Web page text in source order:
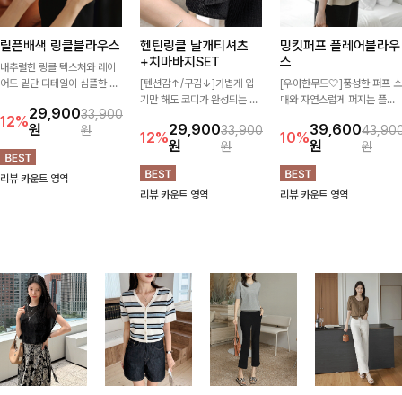
릴픈배색 링클블라우스
내추럴한 링클 텍스처와 레이
어드 밑단 디테일이 심플한 디
볍게 툭 입기만 해도 멋스러운
스타일을 완성해드려요- 여유
로운 핏으로 군살은 자연스럽
게 커버해주고, 편안한 착용감
까지 더해 손이 자주 가는 데일
12%29,900
원
33,900
원
리뷰 카운트 영역
헨틴링클 날개티셔츠
+치마바지SET
[텐션감↑/구김↓]가볍게 입
기만 해도 코디가 완성되는 세
지는 프릴 날개 소매가 우아한
포인트를 더해드립니다💕 잔
잔한 링클 텍스처 소재와 편안
한 허리밴딩으로 하루 종일 산
뜻하고 쾌적하게 즐겨보세요!
12%29,900
원
33,900
원
리뷰 카운트 영역
밍킷퍼프 플레어블라우
스
[우아한무드🤍]풍성한 퍼프 소
매와 자연스럽게 퍼지는 플레
를 완성해주는 블라우스 🤍 체
형을 자연스럽게 커버해주며
걸을 때마다 살랑이는 핏으로
데일리룩부터 데이트룩까지 화
사하게 즐기기 좋은 아이템이
10%39,600
원
원
리뷰 카운트 영역